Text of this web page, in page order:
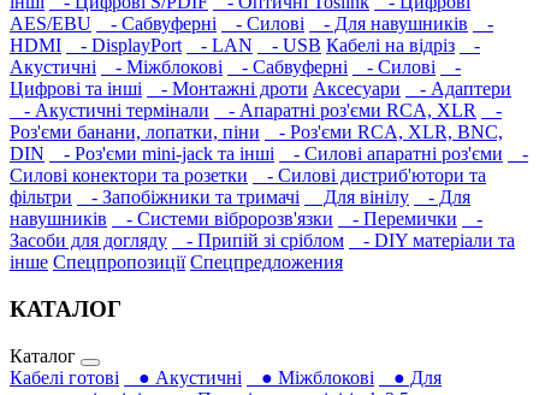
AES/EBU
- Сабвуферні - Силові - Для навушників‎
-
HDMI
- DisplayPort - LAN - USB Кабелі на відріз
-
Акустичні
- Міжблокові - Сабвуферні - Силові
-
Цифрові та інші
- Монтажні дроти Аксесуари
- Адаптери
- Акустичні термінали
- Апаратні роз'єми RCA, XLR
-
Роз'єми банани, лопатки, піни
- Роз'єми RCA, XLR, BNC,
DIN
- Роз'єми mini-jack та інші - Силові апаратні роз'єми
-
Силові конектори та розетки
- Силові дистриб'ютори та
фільтри
- Запобіжники та тримачі Для вінілу
- Для
навушників‎
- Системи вібророзв'язки - Перемички
-
Засоби для догляду
- Припій зі сріблом
- DIY матеріали та
інше Спецпропозиції Спецпредложения
КАТАЛОГ
Каталог
Кабелі готові
● Акустичні ● Міжблокові
● Для